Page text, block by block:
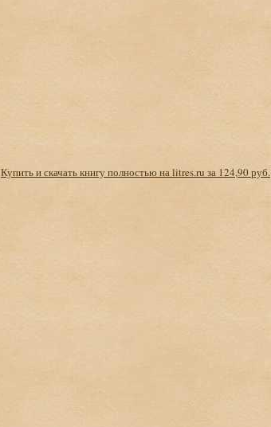
Купить и скачать книгу полностью на litres.ru за 124,90 руб.